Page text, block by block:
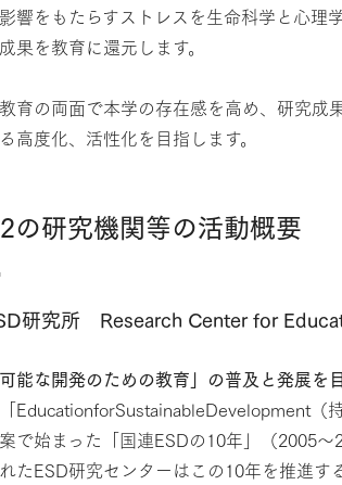
響をもたらすストレスを生命科学と心
果を教育に還元します。
育の両面で本学の存在感を高め、研究成
高度化、活性化を目指します。
の研究機関等の活動概要
研究所 Research Center for
可能な開発のための教育」の普及と発展
EducationforSustainableDevelopment（
で始まった「国連ESDの10年」（2005
たESD研究センターはこの10年を推進す